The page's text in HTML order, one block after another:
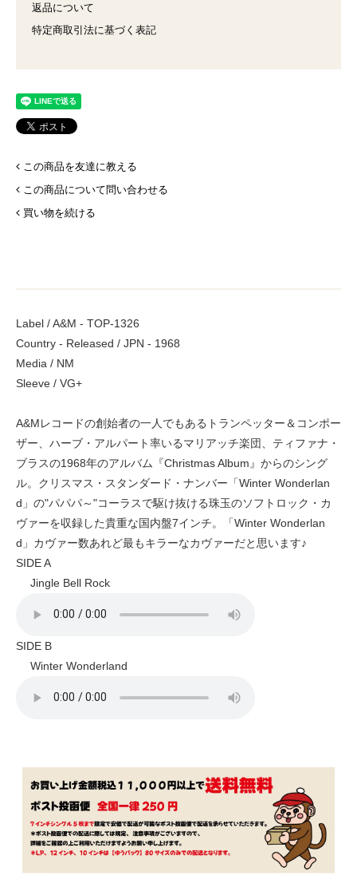
返品について
特定商取引法に基づく表記
この商品を友達に教える
この商品について問い合わせる
買い物を続ける
Label / A&M - TOP-1326
Country - Released / JPN - 1968
Media / NM
Sleeve / VG+
A&Mレコードの創始者の一人でもあるトランペッター＆コンポー
ザー、ハーブ・アルパート率いるマリアッチ楽団、ティファナ・
ブラスの1968年のアルバム『Christmas Album』からのシング
ル。クリスマス・スタンダード・ナンバー「Winter Wonderlan
d」の"パパパ～"コーラスで駆け抜ける珠玉のソフトロック・カ
ヴァーを収録した貴重な国内盤7インチ。「Winter Wonderlan
d」カヴァー数あれど最もキラーなカヴァーだと思います♪
SIDE A
Jingle Bell Rock
SIDE B
Winter Wonderland